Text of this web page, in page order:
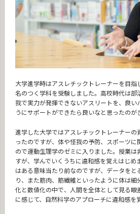
大学進学時はアスレチックトレーナーを目指
名のつく学科を受験しました。高校時代は部
我で実力が発揮できないアスリートを、良い
うにサポートができたら良いなと思ったのが
進学した大学ではアスレチックトレーナーの
ったのですが、体や怪我の予防、スポーツ
ので運動生理学のゼミに入りました。授業は
すが、学んでいくうちに違和感を覚えはじめ
はある意味当たり前なのですが、データを
り、また筋肉、筋繊維といったように体は
化と数値化の中で、人間を全体として見る眼
に感じて、自然科学のアプローチに違和感を